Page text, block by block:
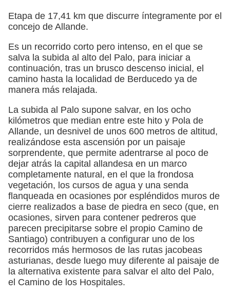
Etapa de 17,41 km que discurre íntegramente por el
concejo de Allande.
Es un recorrido corto pero intenso, en el que se
salva la subida al alto del Palo, para iniciar a
continuación, tras un brusco descenso inicial, el
camino hasta la localidad de Berducedo ya de
manera más relajada.
La subida al Palo supone salvar, en los ocho
kilómetros que median entre este hito y Pola de
Allande, un desnivel de unos 600 metros de altitud,
realizándose esta ascensión por un paisaje
sorprendente, que permite adentrarse al poco de
dejar atrás la capital allandesa en un marco
completamente natural, en el que la frondosa
vegetación, los cursos de agua y una senda
flanqueada en ocasiones por espléndidos muros de
cierre realizados a base de piedra en seco (que, en
ocasiones, sirven para contener pedreros que
parecen precipitarse sobre el propio Camino de
Santiago) contribuyen a configurar uno de los
recorridos más hermosos de las rutas jacobeas
asturianas, desde luego muy diferente al paisaje de
la alternativa existente para salvar el alto del Palo,
el Camino de los Hospitales.